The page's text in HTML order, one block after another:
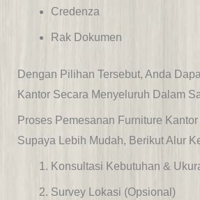
Credenza
Rak Dokumen
Dengan Pilihan Tersebut, Anda
Kantor Secara Menyeluruh Dalam
Proses Pemesanan Furniture
Supaya Lebih Mudah, Berikut Alur
Konsultasi Kebutuhan &
Survey Lokasi (opsional)